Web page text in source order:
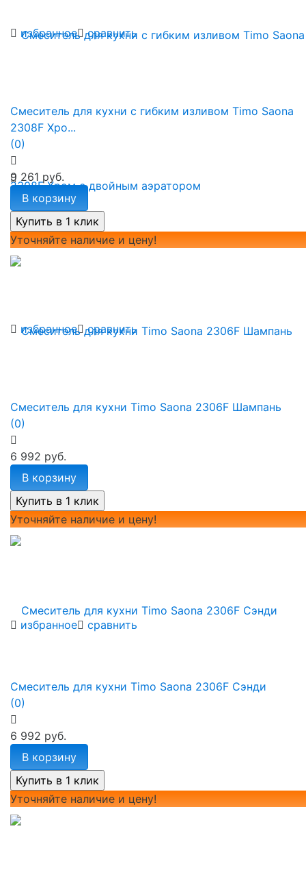
избранное сравнить
избранное сравнить
Смеситель для кухни с гибким изливом Timo Saona
2308F Хро...
(0)
9 261 руб.
В корзину
Уточняйте наличие и цену!
избранное сравнить
Смеситель для кухни Timo Saona 2306F Шампань
(0)
6 992 руб.
В корзину
Уточняйте наличие и цену!
Смеситель для кухни Timo Saona 2306F Сэнди
(0)
6 992 руб.
В корзину
Уточняйте наличие и цену!